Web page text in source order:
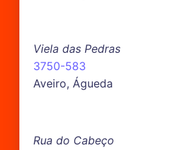
Viela das Pedras
3750-583
Aveiro, Águeda
Rua do Cabeço